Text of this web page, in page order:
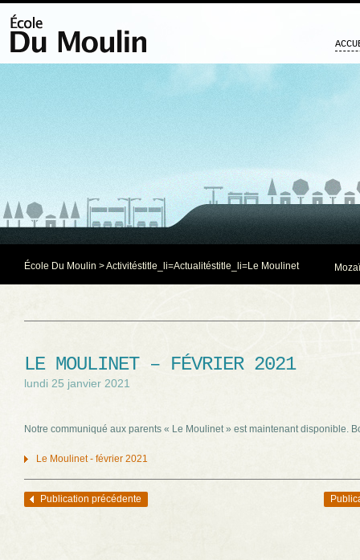
École Du Moulin >Activitéstitle_li=Actualitéstitle_li=Le Moulinet
LE MOULINET – FÉVRIER 2021
lundi 25 janvier 2021
Notre communiqué aux parents « Le Moulinet » est maintenant disponible.
Le Moulinet - février 2021
Navigation des articles
Publication précédente